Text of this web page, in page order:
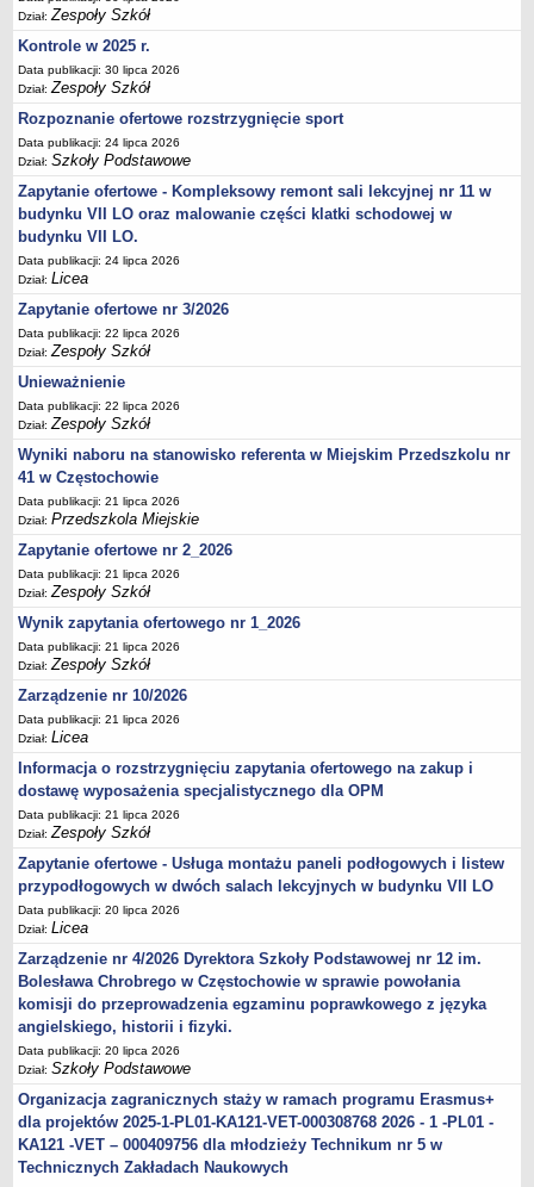
Dział:Zespoły Szkół
Kontrole w 2025 r.
Data publikacji: 30 lipca 2026
Dział:Zespoły Szkół
Rozpoznanie ofertowe rozstrzygnięcie sport
Data publikacji: 24 lipca 2026
Dział:Szkoły Podstawowe
Zapytanie ofertowe - Kompleksowy remont sali lekcyjnej nr 11 w
budynku VII LO oraz malowanie części klatki schodowej w
budynku VII LO.
Data publikacji: 24 lipca 2026
Dział:Licea
Zapytanie ofertowe nr 3/2026
Data publikacji: 22 lipca 2026
Dział:Zespoły Szkół
Unieważnienie
Data publikacji: 22 lipca 2026
Dział:Zespoły Szkół
Wyniki naboru na stanowisko referenta w Miejskim Przedszkolu nr
41 w Częstochowie
Data publikacji: 21 lipca 2026
Dział:Przedszkola Miejskie
Zapytanie ofertowe nr 2_2026
Data publikacji: 21 lipca 2026
Dział:Zespoły Szkół
Wynik zapytania ofertowego nr 1_2026
Data publikacji: 21 lipca 2026
Dział:Zespoły Szkół
Zarządzenie nr 10/2026
Data publikacji: 21 lipca 2026
Dział:Licea
Informacja o rozstrzygnięciu zapytania ofertowego na zakup i
dostawę wyposażenia specjalistycznego dla OPM
Data publikacji: 21 lipca 2026
Dział:Zespoły Szkół
Zapytanie ofertowe - Usługa montażu paneli podłogowych i listew
przypodłogowych w dwóch salach lekcyjnych w budynku VII LO
Data publikacji: 20 lipca 2026
Dział:Licea
Zarządzenie nr 4/2026 Dyrektora Szkoły Podstawowej nr 12 im.
Bolesława Chrobrego w Częstochowie w sprawie powołania
komisji do przeprowadzenia egzaminu poprawkowego z języka
angielskiego, historii i fizyki.
Data publikacji: 20 lipca 2026
Dział:Szkoły Podstawowe
Organizacja zagranicznych staży w ramach programu Erasmus+
dla projektów 2025-1-PL01-KA121-VET-000308768 2026 - 1 -PL01 -
KA121 -VET – 000409756 dla młodzieży Technikum nr 5 w
Technicznych Zakładach Naukowych